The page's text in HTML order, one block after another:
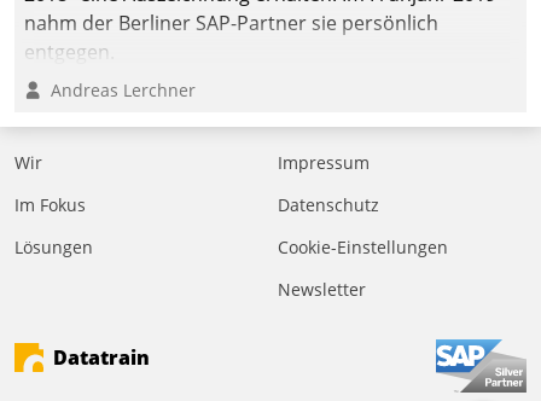
nahm der Berliner SAP-Partner sie persönlich
entgegen.
Andreas Lerchner
Wir
Im Fokus
Lösungen
Impressum
Datenschutz
Cookie-Einstellungen
Newsletter
Datatrain